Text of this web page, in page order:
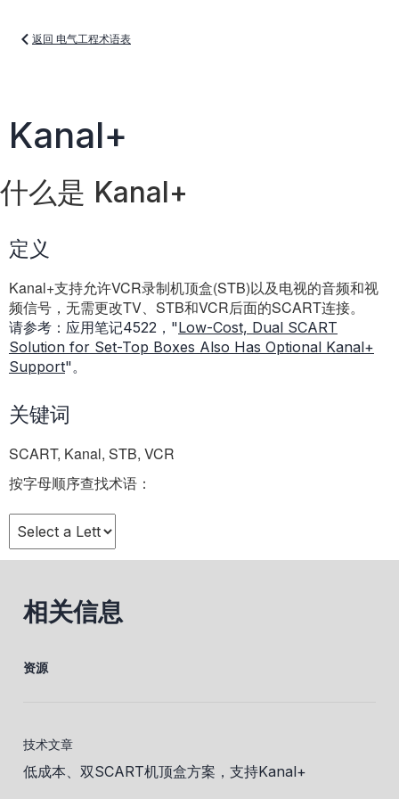
返回 电气工程术语表
Kanal+
什么是 Kanal+
定义
Kanal+支持允许VCR录制机顶盒(STB)以及电视的音频和视
频信号，无需更改TV、STB和VCR后面的SCART连接。
请参考：应用笔记4522，"Low-Cost, Dual SCART
Solution for Set-Top Boxes Also Has Optional Kanal+
Support"。
关键词
SCART, Kanal, STB, VCR
按字母顺序查找术语：
相关信息
资源
技术文章
低成本、双SCART机顶盒方案，支持Kanal+